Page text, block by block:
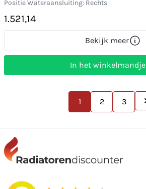
Positie Wateraansluiting: Rechts
1.521,14
Bekijk meer
In het winkelmandje
1 2 3